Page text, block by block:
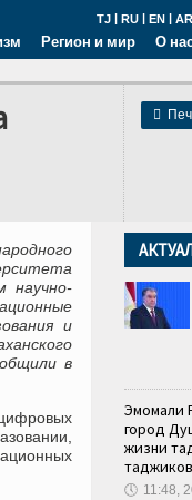
TJ | RU | EN | AR
Регион и мир О

научно-
и
в
Эмомали
город
жизни
таджиков
🕔 11:48,